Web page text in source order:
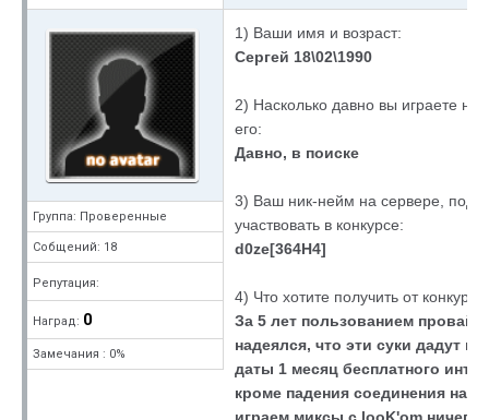
Группа: Проверенные
Собщений: 18
Репутация:
Наград: 0
Замечания : 0%
1) Ваши имя и возраст:
Сергей 18\02\1990
2) Насколько давно вы играете
его:
Давно, в поиске
3) Ваш ник-нейм на сервере, под
участвовать в конкурсе:
d0ze[364H4]
4) Что хотите получить от конкурса:
За 5 лет пользованием
надеялся, что эти суки дадут в
даты 1 месяц бесплатного
кроме падения соединения на